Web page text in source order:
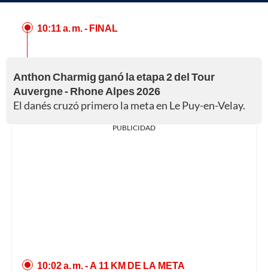
10:11 a. m.- FINAL
Anthon Charmig ganó la etapa 2 del Tour
Auvergne - Rhone Alpes 2026
El danés cruzó primero la meta en Le Puy-en-Velay.
PUBLICIDAD
10:02 a. m.- A 11 KM DE LA META